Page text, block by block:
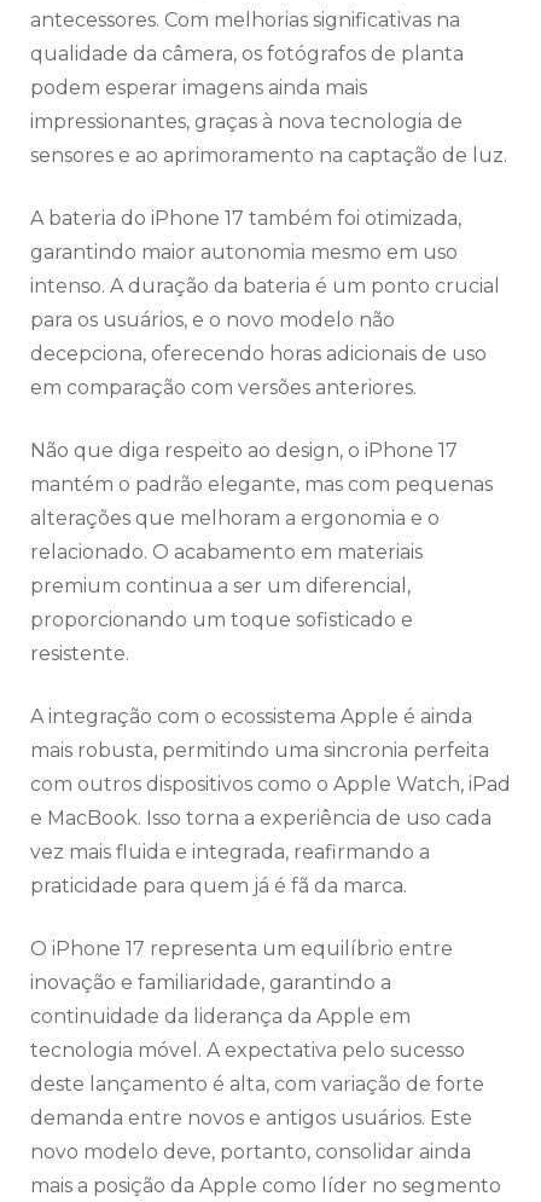
antecessores. Com melhorias significativas na
qualidade da câmera, os fotógrafos de planta
podem esperar imagens ainda mais
impressionantes, graças à nova tecnologia de
sensores e ao aprimoramento na captação de luz.
A bateria do iPhone 17 também foi otimizada,
garantindo maior autonomia mesmo em uso
intenso. A duração da bateria é um ponto crucial
para os usuários, e o novo modelo não
decepciona, oferecendo horas adicionais de uso
em comparação com versões anteriores.
Não que diga respeito ao design, o iPhone 17
mantém o padrão elegante, mas com pequenas
alterações que melhoram a ergonomia e o
relacionado. O acabamento em materiais
premium continua a ser um diferencial,
proporcionando um toque sofisticado e
resistente.
A integração com o ecossistema Apple é ainda
mais robusta, permitindo uma sincronia perfeita
com outros dispositivos como o Apple Watch, iPad
e MacBook. Isso torna a experiência de uso cada
vez mais fluida e integrada, reafirmando a
praticidade para quem já é fã da marca.
O iPhone 17 representa um equilíbrio entre
inovação e familiaridade, garantindo a
continuidade da liderança da Apple em
tecnologia móvel. A expectativa pelo sucesso
deste lançamento é alta, com variação de forte
demanda entre novos e antigos usuários. Este
novo modelo deve, portanto, consolidar ainda
mais a posição da Apple como líder no segmento